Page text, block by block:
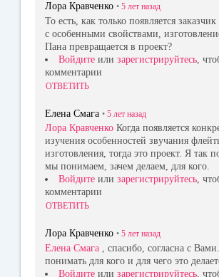
Лора Кравченко • 5 лет назад
То есть, как только появляется
с особенными свойствами,
Пана превращается в проект?
Войдите или зарегистрируйтесь ,
комментарии
ОТВЕТИТЬ
Елена Смага • 5 лет назад
Лора Кравченко Когда появляется
изучения особенностей звучания
изготовления, тогда это проект. Я так
мы понимаем, зачем делаем, для кого.
Войдите или зарегистрируйтесь,
комментарии
ОТВЕТИТЬ
Лора Кравченко • 5 лет назад
Елена Смага
, спасибо, согласна с
понимать для кого и для чего это
Войдите или зарегистрируйтесь ,